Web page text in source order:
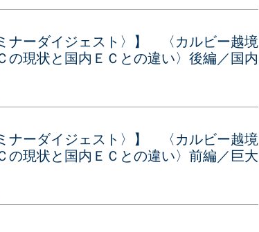
ナーダイジェスト〉】 〈カルビー越境
現状と国内ＥＣとの違い〉後編／国内
ナーダイジェスト〉】 〈カルビー越境
現状と国内ＥＣとの違い〉前編／巨大